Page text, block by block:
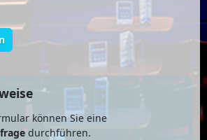
können Sie eine
durchführen.